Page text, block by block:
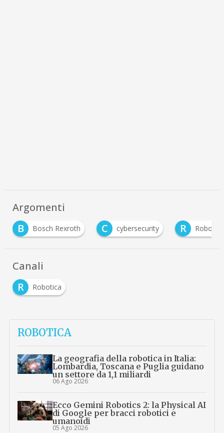
Argomenti
C
cybersecurity R Robotica S Smart FActory
Canali
R
Robotica
ROBOTICA
La geografia della robotica in Italia:
Lombardia, Toscana e Puglia guidano
un settore da 1,1 miliardi
06 Ago 2026
Ecco Gemini Robotics 2: la Physical AI
di Google per bracci robotici e
umanoidi
05 Ago 2026